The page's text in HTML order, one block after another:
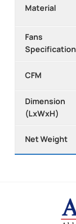
Material
Fans
Specification
CFM
Dimension
(LxWxH)
Net Weight